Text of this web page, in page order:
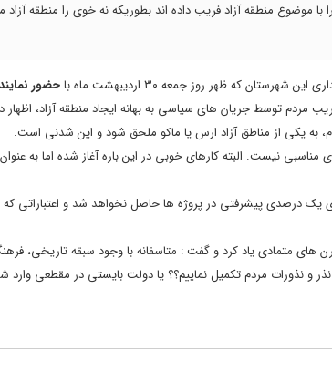
موضوع منطقه آزاد فریب داده اند بطوریکه نه خوی را منطقه آزاد
که ظهر روز جمعه ۳۰ اردیبهشت ماه با
حضور
مردم توسط جریان های سیاسی به بهانه ایجاد منطقه آزاد،
به یکی از مناطق آزاد ارس یا ماکو ملحق شود و این شدنی است.
نیست. البته کارهای خوبی در این باره آغاز شده اما به
یک درصدی پیشرفتی در پروژه ها حاصل نخواهد شد و اعتباراتی که
های متمادی یاد کرد و گفت : متاسفانه با وجود سبقه تاریخی،
و نذورات مردم تکمیل نماییم؟؟ یا دولت بایستی در مقطعی وارد